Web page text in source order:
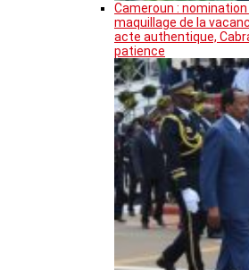
Cameroun :
maquillage de la
acte authentique,
patience